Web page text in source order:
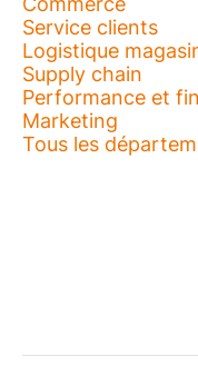
Service clients
Logistique
Supply chain
Performance et
Marketing
Tous les